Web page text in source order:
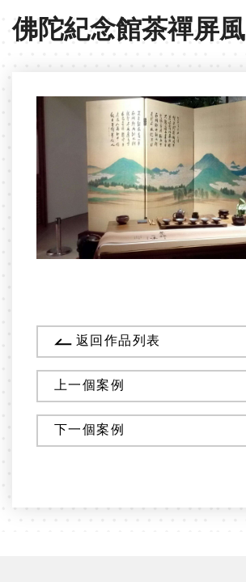
佛陀紀念館茶禪屏風
返回作品列表
上一個案例
下一個案例